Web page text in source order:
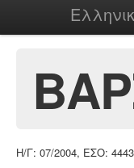
Η/Γ: 07/2004, ΕΣΟ: